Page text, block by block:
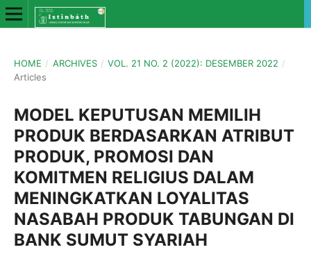
HOME / ARCHIVES / VOL. 21 NO. 2 (2022): DESEMBER 2022 /
Articles
MODEL KEPUTUSAN MEMILIH
PRODUK BERDASARKAN ATRIBUT
PRODUK, PROMOSI DAN
KOMITMEN RELIGIUS DALAM
MENINGKATKAN LOYALITAS
NASABAH PRODUK TABUNGAN DI
BANK SUMUT SYARIAH